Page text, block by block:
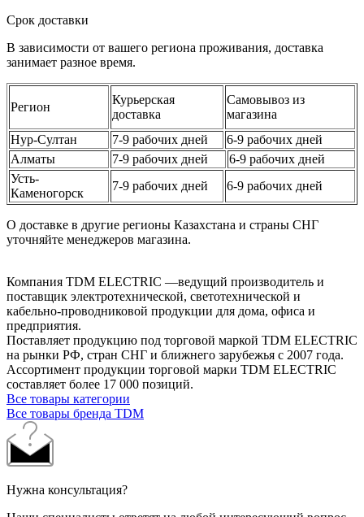
Срок доставки
В зависимости от вашего региона проживания, доставка
занимает разное время.
Регион
Курьерская
доставка
Самовывоз из
магазина
Нур-Султан
7-9 рабочих дней
6-9 рабочих дней
Алматы
7-9 рабочих дней
6-9 рабочих дней
Усть-
Каменогорск
7-9 рабочих дней 6-9 рабочих дней
О доставке в другие регионы Казахстана и страны СНГ
уточняйте менеджеров магазина.
Компания TDM ELECTRIC —ведущий производитель и
поставщик электротехнической, светотехнической и
кабельно-проводниковой продукции для дома, офиса и
предприятия.
Поставляет продукцию под торговой маркой TDM ELECTRIC
на рынки РФ, стран СНГ и ближнего зарубежья с 2007 года.
Ассортимент продукции торговой марки TDM ЕLECTRIC
составляет более 17 000 позиций.
Все товары категории
Все товары бренда TDM
Нужна консультация?